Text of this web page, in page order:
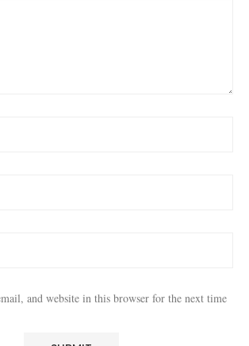
and website in this browser for the next time